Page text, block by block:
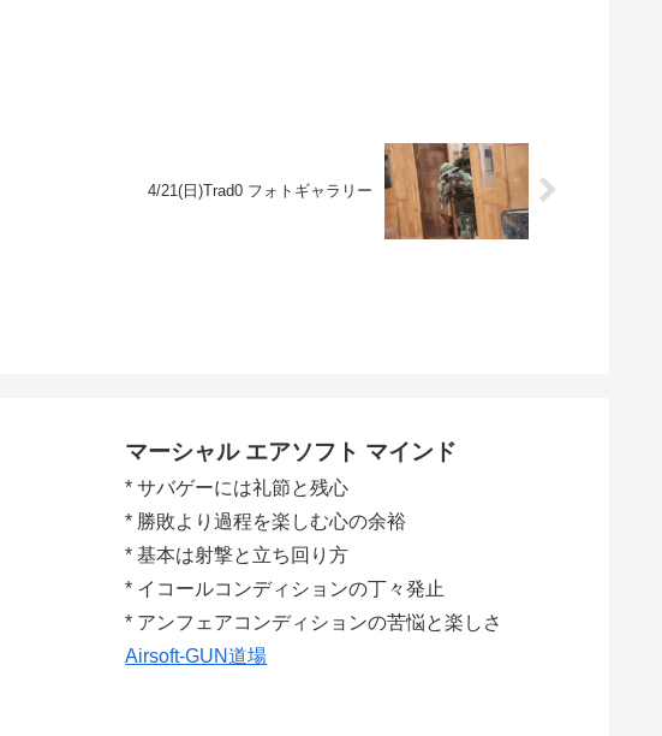
4/21(日)Trad0 フォトギャラリー
マーシャル エアソフト マインド
* サバゲーには礼節と残心
* 勝敗より過程を楽しむ心の余裕
* 基本は射撃と立ち回り方
* イコールコンディションの丁々発止
* アンフェアコンディションの苦悩と楽しさ
Airsoft-GUN道場